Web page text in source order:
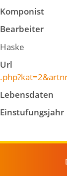
Komponist
Bearbeiter
Haske
Url
Lebensdaten
Einstufungsjahr